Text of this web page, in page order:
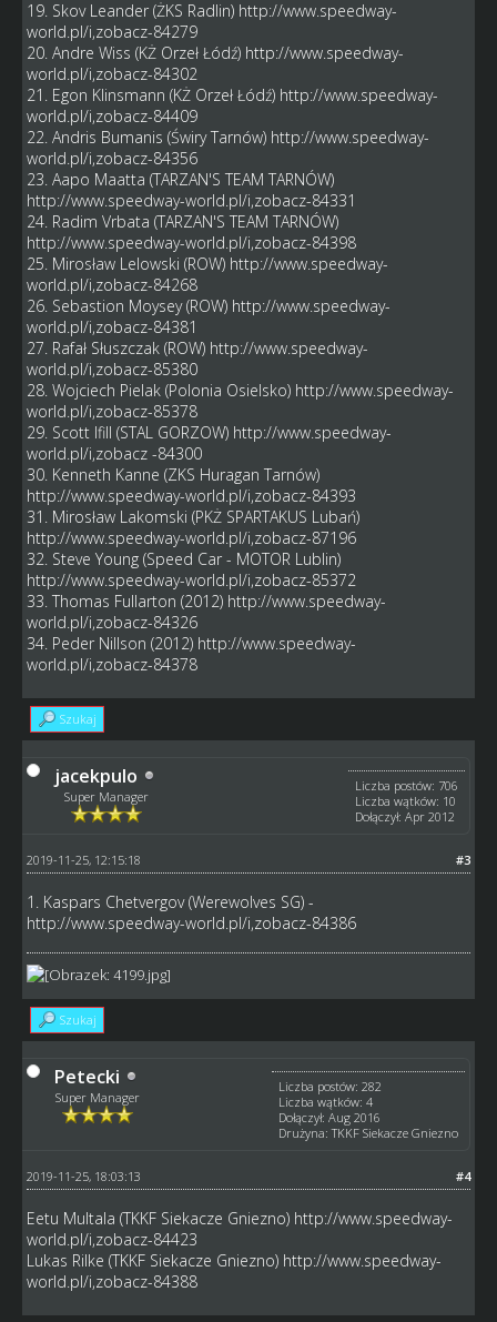
19. Skov Leander (ŻKS Radlin) http://www.speedway-
world.pl/i,zobacz-84279
20. Andre Wiss (KŻ Orzeł Łódź) http://www.speedway-
world.pl/i,zobacz-84302
21. Egon Klinsmann (KŻ Orzeł Łódź) http://www.speedway-
world.pl/i,zobacz-84409
22. Andris Bumanis (Świry Tarnów) http://www.speedway-
world.pl/i,zobacz-84356
23. Aapo Maatta (TARZAN'S TEAM TARNÓW)
http://www.speedway-world.pl/i,zobacz-84331
24. Radim Vrbata (TARZAN'S TEAM TARNÓW)
http://www.speedway-world.pl/i,zobacz-84398
25. Mirosław Lelowski (ROW) http://www.speedway-
world.pl/i,zobacz-84268
26. Sebastion Moysey (ROW) http://www.speedway-
world.pl/i,zobacz-84381
27. Rafał Słuszczak (ROW) http://www.speedway-
world.pl/i,zobacz-85380
28. Wojciech Pielak (Polonia Osielsko) http://www.speedway-
world.pl/i,zobacz-85378
29. Scott Ifill (STAL GORZOW) http://www.speedway-
world.pl/i,zobacz-84300
30. Kenneth Kanne (ZKS Huragan Tarnów)
http://www.speedway-world.pl/i,zobacz-84393
31. Mirosław Lakomski (PKŻ SPARTAKUS Lubań)
http://www.speedway-world.pl/i,zobacz-87196
32. Steve Young (Speed Car - MOTOR Lublin)
http://www.speedway-world.pl/i,zobacz-85372
33. Thomas Fullarton (2012) http://www.speedway-
world.pl/i,zobacz-84326
34. Peder Nillson (2012) http://www.speedway-
world.pl/i,zobacz-84378
Szukaj
jacekpulo
Super Manager
Liczba postów: 706
Liczba wątków: 10
Dołączył: Apr 2012
#3
2019-11-25, 12:15:18
1. Kaspars Chetvergov (Werewolves SG) -
http://www.speedway-world.pl/i,zobacz-84386
Szukaj
Petecki
Super Manager
Liczba postów: 282
Liczba wątków: 4
Dołączył: Aug 2016
Drużyna: TKKF Siekacze Gniezno
#4
2019-11-25, 18:03:13
Eetu Multala (TKKF Siekacze Gniezno) http://www.speedway-
world.pl/i,zobacz-84423
Lukas Rilke (TKKF Siekacze Gniezno) http://www.speedway-
world.pl/i,zobacz-84388